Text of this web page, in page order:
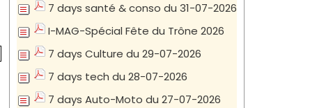
7 days santé & conso du 31-07-2026
I-MAG-Spécial Fête du Trône 2026
7 days Culture du 29-07-2026
7 days tech du 28-07-2026
7 days Auto-Moto du 27-07-2026